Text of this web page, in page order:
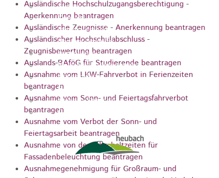
Suche
Kontakt
Inhaltsverzeichnis
Navigationshilfe
Impressum
Nutzungsbedingungen
Datenschutz
Barrierefreiheit
Leichte Sprache
Gebärdensprache
Ausländische Hochschulzugangsberechtigung -
Anerkennung beantragen
Ausländische Zeugnisse - Anerkennung beantragen
Ausländischer Hochschulabschluss -
Zeugnisbewertung beantragen
Auslands-BAföG für Studierende beantragen
Ausnahme vom LKW-Fahrverbot in Ferienzeiten
beantragen
Ausnahme vom Sonn- und Feiertagsfahrverbot
beantragen
Ausnahme vom Verbot der Sonn- und
Feiertagsarbeit beantragen
Ausnahme von den Abschaltzeiten für
Fassadenbeleuchtung beantragen
Ausnahmegenehmigung für Großraum- und